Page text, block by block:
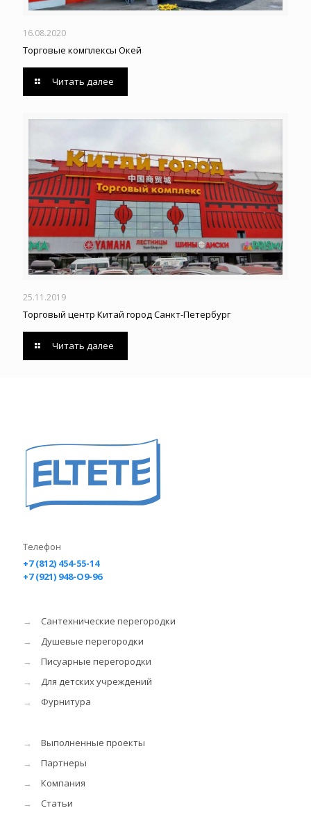
16.08.2020
Торговые комплексы Окей
Читать далее
25.11.2019
Торговый центр Китай город Санкт-Петербург
Читать далее
Телефон
+7 (812) 454-55-14
+7 (921) 948-O9-96
→
Сантехнические перегородки
→
Душевые перегородки
→
Писуарные перегородки
→
Для детских учреждений
→
Фурнитура
→
Выполненные проекты
→
Партнеры
→
Компания
→
Статьи